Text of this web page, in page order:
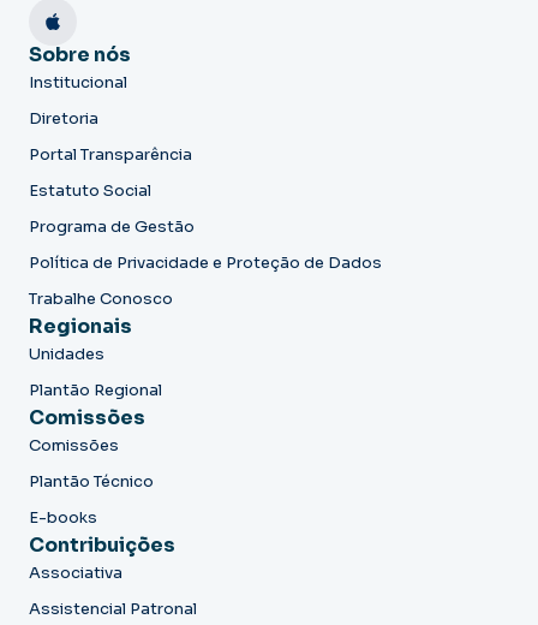
Sobre nós
Institucional
Diretoria
Portal Transparência
Estatuto Social
Programa de Gestão
Política de Privacidade e Proteção de Dados
Trabalhe Conosco
Regionais
Unidades
Plantão Regional
Comissões
Comissões
Plantão Técnico
E-books
Contribuições
Associativa
Assistencial Patronal